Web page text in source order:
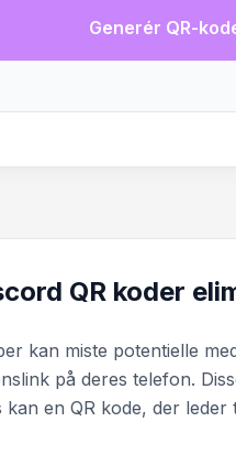
Generér QR-
QR koder
kan miste potentielle
på deres telefon.
kan en QR kode, der